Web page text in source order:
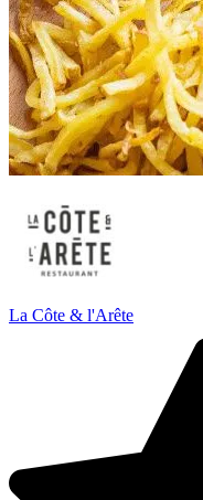
La Côte & l'Arête